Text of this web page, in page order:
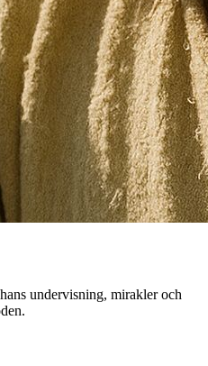
undervisning, mirakler och